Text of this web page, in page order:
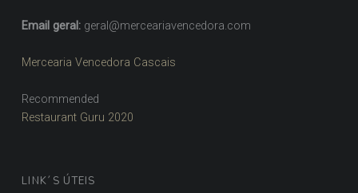
Email geral: geral@merceariavencedora.com
Mercearia Vencedora Cascais
Recommended
Restaurant Guru 2020
LINK´S ÚTEIS